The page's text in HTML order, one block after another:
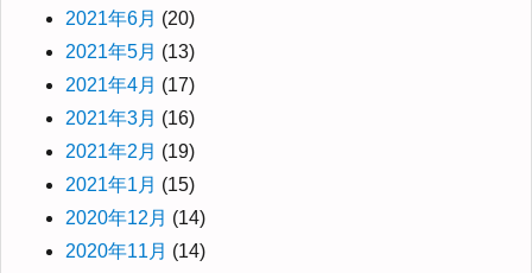
2021年6月 (20)
2021年5月 (13)
2021年4月 (17)
2021年3月 (16)
2021年2月 (19)
2021年1月 (15)
2020年12月 (14)
2020年11月 (14)